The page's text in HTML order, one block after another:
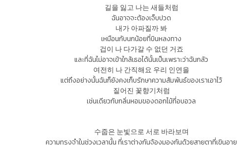
길을 잃고 나는 새들처럼
ฉันอาจจะต้องเจ็บปวด
내가 아파질까 봐
เหมือนกับนกน้อยที่บินหลงทาง
겁이 나 다가갈 수 없던 거죠
และที่ฉันไม่อาจเข้าใกล้เธอได้นั้นเป็นเพราะว่าฉันกลัว
여전히 나 간직해요 우리 인연을
แต่ถึงอย่างนั้นฉันก็ยังคงเก็บรักษาความสัมพันธ์ของเราเอาไว้
짙어진 꽃향기처럼
เช่นเดียวกับกลิ่นหอมของดอกไม้ที่อบอวล
수줍은 눈빛으로 서로 바라보며
ความทรงจำในช่วงเวลานั้น ที่เราต่างกันจ้องมองกันด้วยสายตาที่เขินอาย